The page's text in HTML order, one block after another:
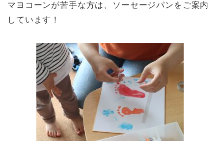
マヨコーンが苦手な方は、ソーセージパンをご案内
しています！